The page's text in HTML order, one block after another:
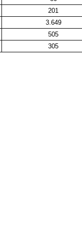
201
3.649
505
305